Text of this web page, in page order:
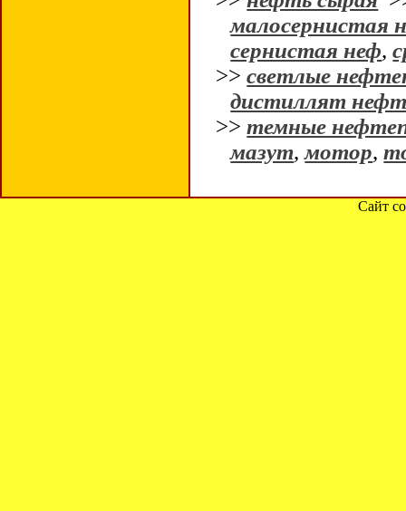
малосернистая
сернистая неф,
>>светлые
дистиллят
>>темные
мазут,мотор,
Сайт